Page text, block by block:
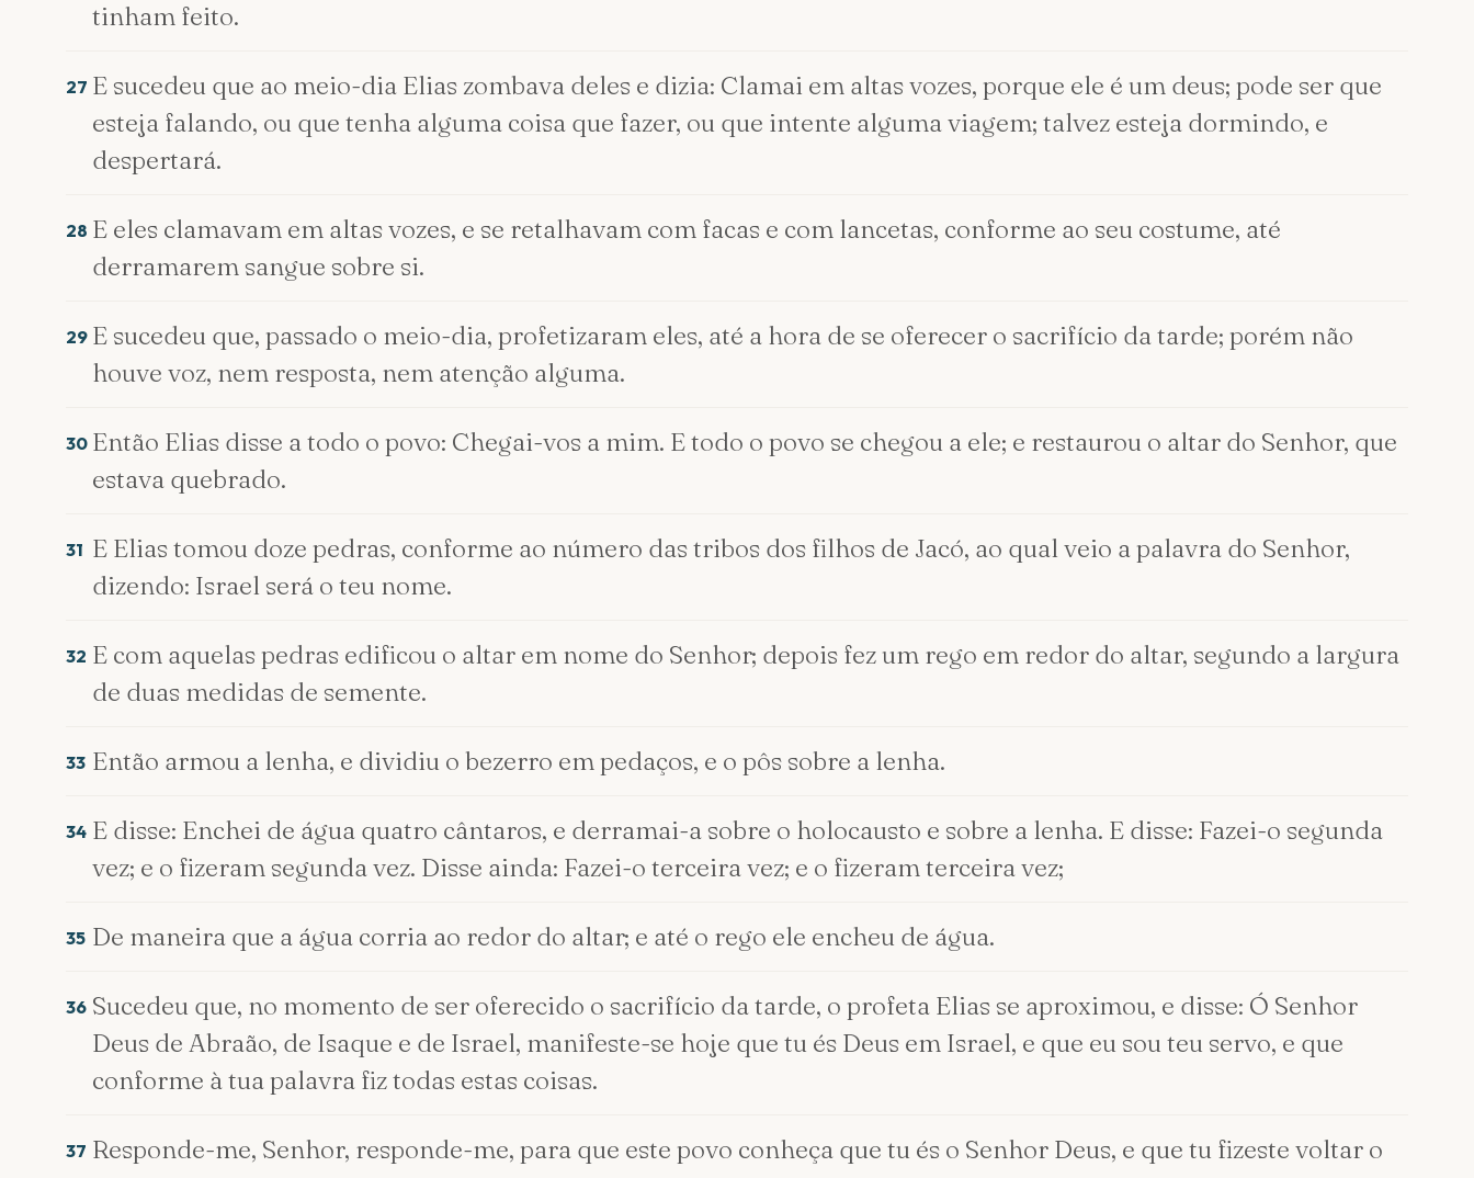
tinham feito.
27 E sucedeu que ao meio-dia Elias zombava deles e dizia: Clamai em altas vozes, porque ele é um deus; pode ser que
esteja falando, ou que tenha alguma coisa que fazer, ou que intente alguma viagem; talvez esteja dormindo, e
despertará.
28 E eles clamavam em altas vozes, e se retalhavam com facas e com lancetas, conforme ao seu costume, até
derramarem sangue sobre si.
29 E sucedeu que, passado o meio-dia, profetizaram eles, até a hora de se oferecer o sacrifício da tarde; porém não
houve voz, nem resposta, nem atenção alguma.
30 Então Elias disse a todo o povo: Chegai-vos a mim. E todo o povo se chegou a ele; e restaurou o altar do Senhor, que
estava quebrado.
31 E Elias tomou doze pedras, conforme ao número das tribos dos filhos de Jacó, ao qual veio a palavra do Senhor,
dizendo: Israel será o teu nome.
32 E com aquelas pedras edificou o altar em nome do Senhor; depois fez um rego em redor do altar, segundo a largura
de duas medidas de semente.
33 Então armou a lenha, e dividiu o bezerro em pedaços, e o pôs sobre a lenha.
34 E disse: Enchei de água quatro cântaros, e derramai-a sobre o holocausto e sobre a lenha. E disse: Fazei-o segunda
vez; e o fizeram segunda vez. Disse ainda: Fazei-o terceira vez; e o fizeram terceira vez;
35 De maneira que a água corria ao redor do altar; e até o rego ele encheu de água.
36 Sucedeu que, no momento de ser oferecido o sacrifício da tarde, o profeta Elias se aproximou, e disse: Ó Senhor
Deus de Abraão, de Isaque e de Israel, manifeste-se hoje que tu és Deus em Israel, e que eu sou teu servo, e que
conforme à tua palavra fiz todas estas coisas.
37 Responde-me, Senhor, responde-me, para que este povo conheça que tu és o Senhor Deus, e que tu fizeste voltar o